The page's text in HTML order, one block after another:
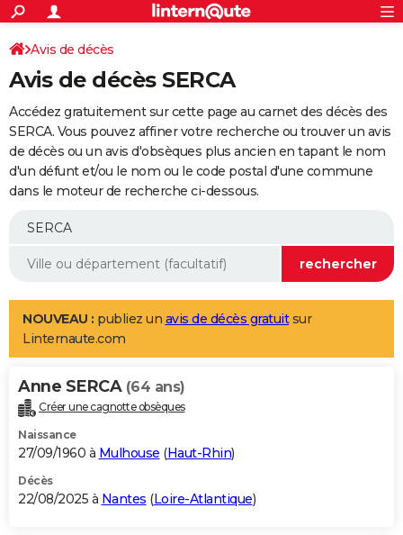
ACTUALITÉS
Politique
Société
Faits Divers
Education
Monde
Villes
+
SPORT
Coupe du monde 2026
Football
Tennis
Cyclisme
Rugby
Forum
Programme TV
TNT
Streaming
Cinéma
Sorties cinéma
Musique
+
FINANCE
Retraite
Impôts
Epargne
Immobilier
Risques naturels par ville
Banque
Assurance
Crédit
AUTO
Essais
Réserver un essai
Citadines
Berlines
SUV
Forum auto
+
Mobiles
Meilleur smartphone
Internet
Ordinateurs
Jeux vidéo
Guide high-tech
Aménagement intérieur
LIFESTYLE
Art de vivre
Bien-être
Loisirs
Mode
Modes de vie
Alimentation
Guide de la santé
Maladies
Médicaments
Sommeil
VOYAGE
Destinations
City break
Voyage nature
Voyage de noces
Forum
Climat
+PHOTO
GUIDES D'ACHAT
BONS PLANS
Avis de décès
Avis de décès SERCA
Accédez gratuitement sur cette page au carnet des décès des
SERCA. Vous pouvez affiner votre recherche ou trouver un avis
de décès ou un avis d'obsèques plus ancien en tapant le nom
d'un défunt et/ou le nom ou le code postal d'une commune
dans le moteur de recherche ci-dessous.
NOUVEAU : publiez un avis de décès gratuitsur
Linternaute.com
Anne SERCA (64 ans)
Créer une cagnotte obsèques
Naissance
27/09/1960 à Mulhouse (Haut-Rhin)
Décès
22/08/2025 à Nantes (Loire-Atlantique)